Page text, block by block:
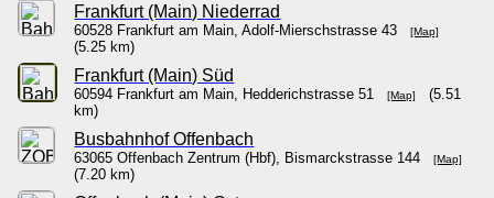
Frankfurt (Main) Niederrad
60528 Frankfurt am Main, Adolf-Mierschstrasse 43[Map]
(5.25 km)
Frankfurt (Main) Süd
60594 Frankfurt am Main, Hedderichstrasse 51[Map]
(5.51
km)
Busbahnhof Offenbach
63065 Offenbach Zentrum (Hbf), Bismarckstrasse 144[Map]
(7.20 km)